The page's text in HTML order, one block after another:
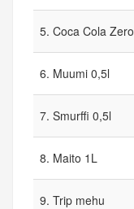
5. Coca Cola Zero
6. Muumi 0,5l
7. Smurffi 0,5l
8. Maito 1L
9. Trip mehu